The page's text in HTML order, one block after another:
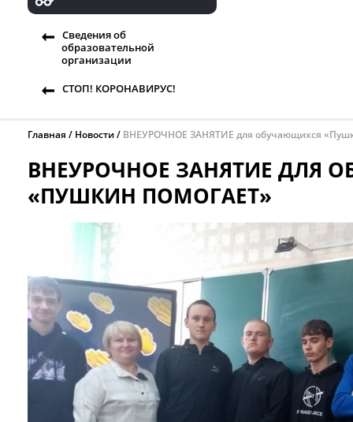
Сведения об
образовательной
организации
СТОП! КОРОНАВИРУС!
Главная Новости ВНЕУРОЧНОЕ ЗАНЯТИЕ для обучающихся
ВНЕУРОЧНОЕ ЗАНЯТИЕ ДЛЯ
«ПУШКИН ПОМОГАЕТ»